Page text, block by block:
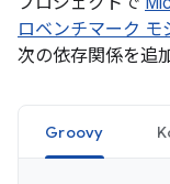
ロベンチマーク モ
次の依存関係を追
Groovy